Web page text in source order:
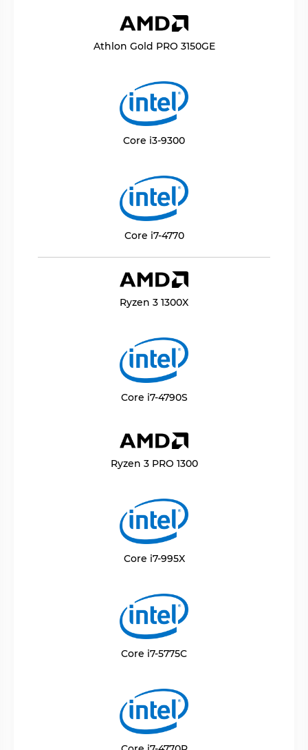
Athlon Gold PRO 3150GE
Core i3-9300
Core i7-4770
Ryzen 3 1300X
Core i7-4790S
Ryzen 3 PRO 1300
Core i7-995X
Core i7-5775C